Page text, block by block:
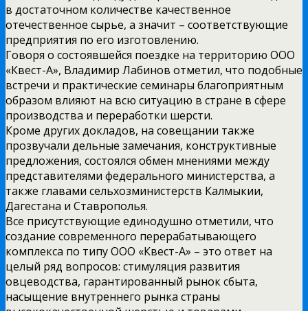
в достаточном количестве качественное
отечественное сырье, а значит – соответствующие
предприятия по его изготовлению.
Говоря о состоявшейся поездке на территорию ООО
«Квест-А», Владимир Лабинов отметил, что подобные
встречи и практические семинары благоприятным
образом влияют на всю ситуацию в стране в сфере
производства и переработки шерсти.
Кроме других докладов, на совещании также
прозвучали дельные замечания, конструктивные
предложения, состоялся обмен мнениями между
представителями федерального министерства, а
также главами сельхозминистерств Калмыкии,
Дагестана и Ставрополья.
Все присутствующие единодушно отметили, что
создание современного перерабатывающего
комплекса по типу ООО «Квест-А» – это ответ на
целый ряд вопросов: стимуляция развития
овцеводства, гарантированный рынок сбыта,
насыщение внутреннего рынка страны